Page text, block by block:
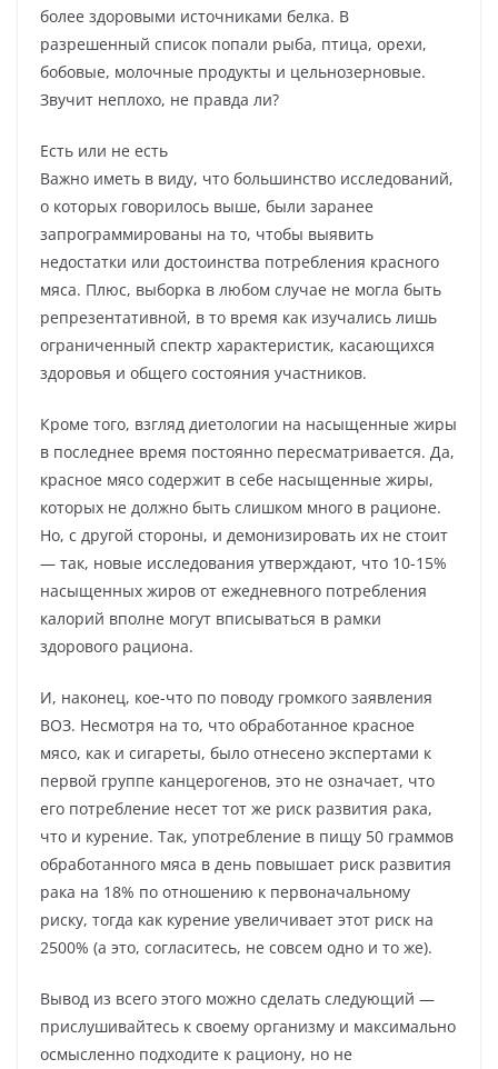
более здоровыми источниками белка. В
разрешенный список попали рыба, птица, орехи,
бобовые, молочные продукты и цельнозерновые.
Звучит неплохо, не правда ли?
Есть или не есть
Важно иметь в виду, что большинство исследований,
о которых говорилось выше, были заранее
запрограммированы на то, чтобы выявить
недостатки или достоинства потребления красного
мяса. Плюс, выборка в любом случае не могла быть
репрезентативной, в то время как изучались лишь
ограниченный спектр характеристик, касающихся
здоровья и общего состояния участников.
Кроме того, взгляд диетологии на насыщенные жиры
в последнее время постоянно пересматривается. Да,
красное мясо содержит в себе насыщенные жиры,
которых не должно быть слишком много в рационе.
Но, с другой стороны, и демонизировать их не стоит
— так, новые исследования утверждают, что 10-15%
насыщенных жиров от ежедневного потребления
калорий вполне могут вписываться в рамки
здорового рациона.
И, наконец, кое-что по поводу громкого заявления
ВОЗ. Несмотря на то, что обработанное красное
мясо, как и сигареты, было отнесено экспертами к
первой группе канцерогенов, это не означает, что
его потребление несет тот же риск развития рака,
что и курение. Так, употребление в пищу 50 граммов
обработанного мяса в день повышает риск развития
рака на 18% по отношению к первоначальному
риску, тогда как курение увеличивает этот риск на
2500% (а это, согласитесь, не совсем одно и то же).
Вывод из всего этого можно сделать следующий —
прислушивайтесь к своему организму и максимально
осмысленно подходите к рациону, но не